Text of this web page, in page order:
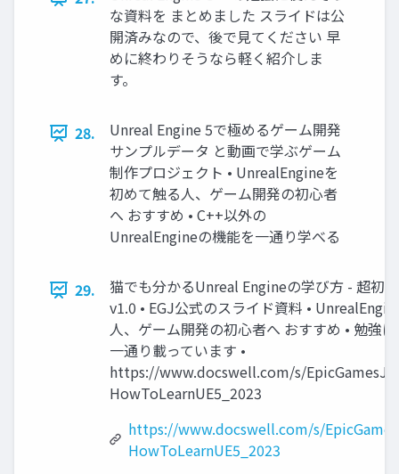
な資料を まとめました スライドは公
開済みなので、後で見てください 早
めに終わりそうなら軽く紹介しま
す。
28.
Unreal Engine 5で極めるゲーム開発
サンプルデータ と動画で学ぶゲーム
制作プロジェクト • UnrealEngineを
初めて触る人、ゲーム開発の初心者
へ おすすめ • C++以外の
UnrealEngineの機能を一通り学べる
29.
猫でも分かるUnreal Engineの学び方 - 超初
v1.0 • EGJ公式のスライド資料 •
人、ゲーム開発の初心者へ おすすめ • 勉強
一通り載っています •
https://www.docswell.com/s/
HowToLearnUE5_2023
https://www.docswell.com/s/
HowToLearnUE5_2023